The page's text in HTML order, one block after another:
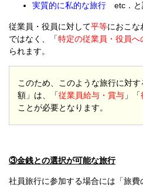
実質的に私的な旅行 etc．と
従業員・役員に対して平等におこな
ではなく、「特定の従業員・役員
られます。
このため、このような旅行に対
額」は、「従業員給与・賞与 」「
ことが必要となります。
③金銭との選択が可能な旅行
社員旅行に参加する場合には「旅